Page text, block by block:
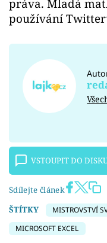
práva. Mladá
používání
VSTOUPIT DO
Sdílejte článek
ŠTÍTKY
MISTROVSTVÍ
MICROSOFT EXCEL